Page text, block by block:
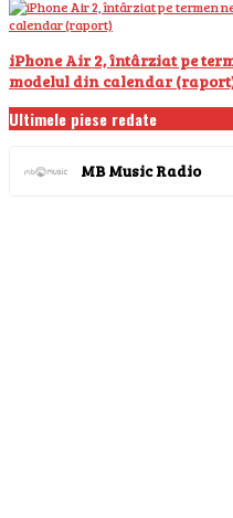
iPhone Air 2, întârziat pe
modelul din calendar
Ultimele piese redate
MB Music Radio